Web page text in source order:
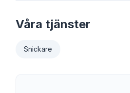
Våra tjänster
Snickare